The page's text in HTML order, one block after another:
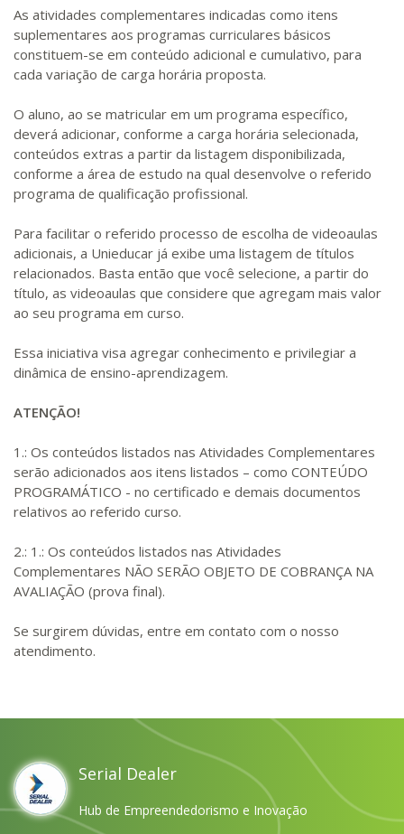
As atividades complementares indicadas como itens
suplementares aos programas curriculares básicos
constituem-se em conteúdo adicional e cumulativo, para
cada variação de carga horária proposta.
O aluno, ao se matricular em um programa específico,
deverá adicionar, conforme a carga horária selecionada,
conteúdos extras a partir da listagem disponibilizada,
conforme a área de estudo na qual desenvolve o referido
programa de qualificação profissional.
Para facilitar o referido processo de escolha de videoaulas
adicionais, a Unieducar já exibe uma listagem de títulos
relacionados. Basta então que você selecione, a partir do
título, as videoaulas que considere que agregam mais valor
ao seu programa em curso.
Essa iniciativa visa agregar conhecimento e privilegiar a
dinâmica de ensino-aprendizagem.
ATENÇÃO!
1.: Os conteúdos listados nas Atividades Complementares
serão adicionados aos itens listados – como CONTEÚDO
PROGRAMÁTICO - no certificado e demais documentos
relativos ao referido curso.
2.: 1.: Os conteúdos listados nas Atividades
Complementares NÃO SERÃO OBJETO DE COBRANÇA NA
AVALIAÇÃO (prova final).
Se surgirem dúvidas, entre em contato com o nosso
atendimento.
Serial Dealer
Hub de Empreendedorismo e Inovação